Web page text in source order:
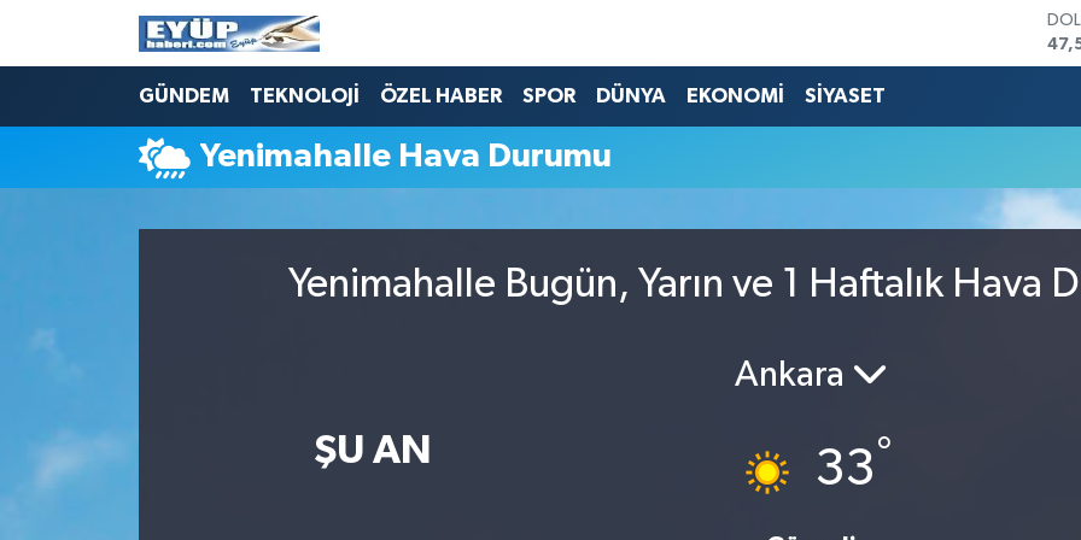
GÜNDEM TEKNOLOJİ ÖZEL HABER SPOR DÜNYA EKONOMİ SİYASET
Yenimahalle Hava Durumu
Yenimahalle Bugün, Yarın ve 1 Haftalık Hava
ŞU AN
Ankara
33°